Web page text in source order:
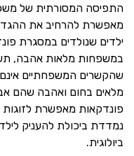
התפיסה המסורתית של
מאפשרת להרחיב את
ילדים שנולדים במסגרת
במשפחות מלאות אהבה,
שהקשרים המשפחתיים אינם
מלאים בחום ואהבה שהם
פונדקאות מאפשרת לזוגות
נמדדת ביכולת להעניק
ביולוגית.